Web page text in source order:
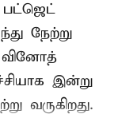
பட்ஜெட்
நேற்று
இன்று
வருகிறது.